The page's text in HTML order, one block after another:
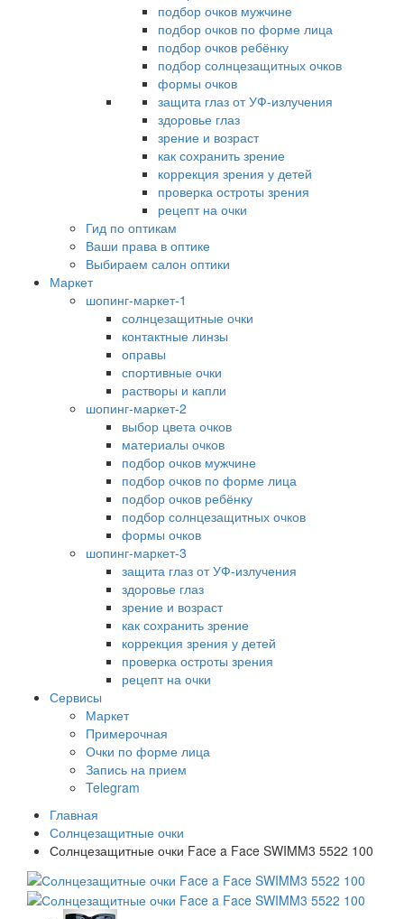
подбор очков мужчине
подбор очков по форме лица
подбор очков ребёнку
подбор солнцезащитных очков
формы очков
защита глаз от УФ-излучения
здоровье глаз
зрение и возраст
как сохранить зрение
коррекция зрения у детей
проверка остроты зрения
рецепт на очки
Гид по оптикам
Ваши права в оптике
Выбираем салон оптики
Маркет
шопинг-маркет-1
солнцезащитные очки
контактные линзы
оправы
спортивные очки
растворы и капли
шопинг-маркет-2
выбор цвета очков
материалы очков
подбор очков мужчине
подбор очков по форме лица
подбор очков ребёнку
подбор солнцезащитных очков
формы очков
шопинг-маркет-3
защита глаз от УФ-излучения
здоровье глаз
зрение и возраст
как сохранить зрение
коррекция зрения у детей
проверка остроты зрения
рецепт на очки
Сервисы
Маркет
Примерочная
Очки по форме лица
Запись на прием
Telegram
Главная
Солнцезащитные очки
Солнцезащитные очки Face a Face SWIMM3 5522 100